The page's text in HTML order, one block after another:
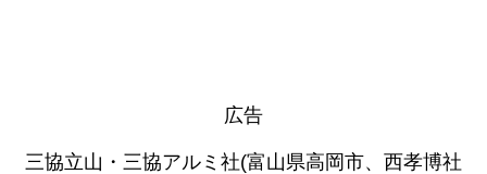
広告
三協立山・三協アルミ社(富山県高岡市、西孝博社